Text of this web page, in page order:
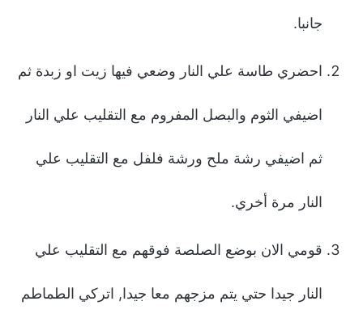
جانبا.
احضري طاسة علي النار وضعي فيها زيت او زبدة ثم
اضيفي الثوم والبصل المفروم مع التقليب علي النار
ثم اضيفي رشة ملح ورشة فلفل مع التقليب علي
النار مرة أخري.
قومي الان بوضع الصلصة فوقهم مع التقليب علي
النار جيدا حتي يتم مزجهم معا جيدا, اتركي الطماطم